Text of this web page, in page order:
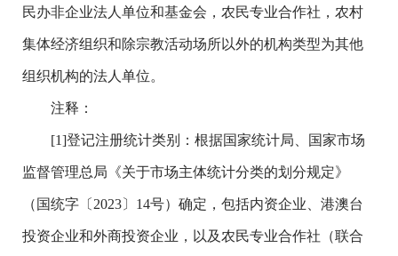
民办非企业法人单位和基金会，农民专业合作社，农村
集体经济组织和除宗教活动场所以外的机构类型为其他
组织机构的法人单位。
注释：
[1]登记注册统计类别：根据国家统计局、国家市场
监督管理总局《关于市场主体统计分类的划分规定》
（国统字〔2023〕14号）确定，包括内资企业、港澳台
投资企业和外商投资企业，以及农民专业合作社（联合